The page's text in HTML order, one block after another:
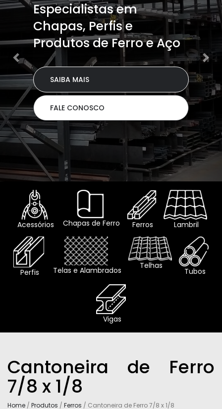
Especialistas em
Chapas, Perfis e
Produtos de Ferro e Aço
SAIBA MAIS
FALE CONOSCO
Acessórios Chapas de Ferro Ferros Lambril
Perfis Telas e Alambrados
Telhas
Tubos
Vigas
Cantoneira de Ferro
7/8 x 1/8
Home / Produtos / Ferros / Cantoneira de Ferro 7/8 x 1/8